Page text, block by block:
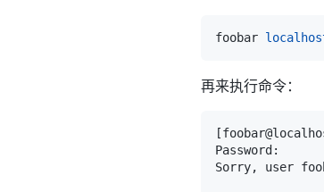
foobar
再来执行命令：
[
Sorry, user